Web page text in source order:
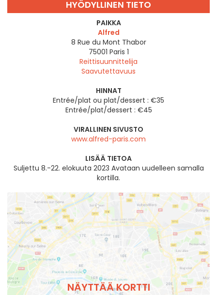
HYÖDYLLINEN TIETO
PAIKKA
Alfred
8 Rue du Mont Thabor
75001 Paris 1
Reittisuunnittelija
Saavutettavuus
HINNAT
Entrée/plat ou plat/dessert : €35
Entrée/plat/dessert : €45
VIRALLINEN SIVUSTO
www.alfred-paris.com
LISÄÄ TIETOA
Suljettu 8.-22. elokuuta 2023 Avataan uudelleen samalla
kortilla.
NÄYTTÄÄ KORTTI